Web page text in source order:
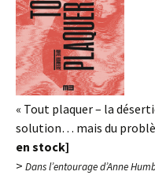
« Tout plaquer – la
solution… mais du
en stock]
> Dans l’entourage d’Anne